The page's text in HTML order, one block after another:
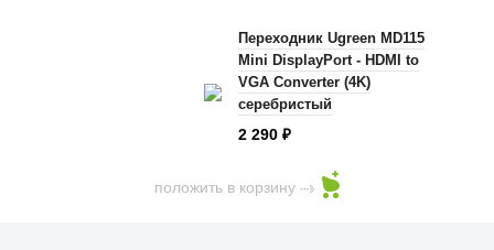
Переходник Ugreen MD115
Mini DisplayPort - HDMI to
VGA Converter (4K)
серебристый
2 290 ₽
положить в корзину